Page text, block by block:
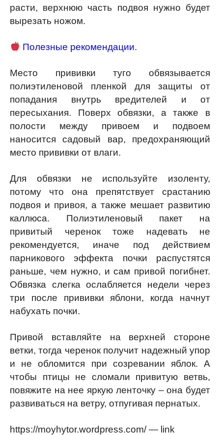
расти, верхнюю часть подвоя нужно будет
вырезать ножом.
Полезные рекомендации.
Место прививки туго обвязывается
полиэтиленовой пленкой для защиты от
попадания внутрь вредителей и от
пересыхания. Поверх обвязки, а также в
полости между привоем и подвоем
наносится садовый вар, предохраняющий
место прививки от влаги.
Для обвязки не используйте изоленту,
потому что она препятствует срастанию
подвоя и привоя, а также мешает развитию
каллюса. Полиэтиленовый пакет на
привитый черенок тоже надевать не
рекомендуется, иначе под действием
парникового эффекта почки распустятся
раньше, чем нужно, и сам привой погибнет.
Обвязка слегка ослабляется недели через
три после прививки яблони, когда начнут
набухать почки.
Привой вставляйте на верхней стороне
ветки, тогда черенок получит надежный упор
и не обломится при созревании яблок. А
чтобы птицы не сломали привитую ветвь,
повяжите на нее яркую ленточку – она будет
развиваться на ветру, отпугивая пернатых.
https://moyhytor.wordpress.com/ — link